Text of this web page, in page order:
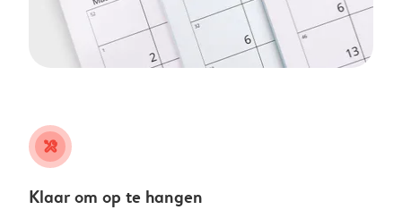
tools
Klaar om op te hangen